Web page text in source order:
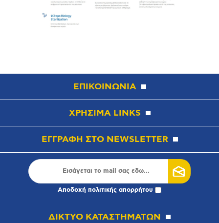
ΕΠΙΚΟΙΝΩΝΙΑ
ΧΡΗΣΙΜΑ LINKS
ΕΓΓΡΑΦΗ ΣΤΟ NEWSLETTER
Αποδοχή πολιτικής απορρήτου
ΔΙΚΤΥΟ ΚΑΤΑΣΤΗΜΑΤΩΝ